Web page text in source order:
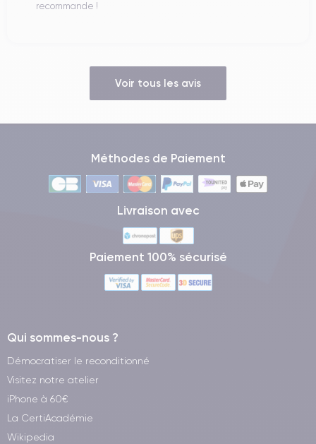
recommande !
Voir tous les avis
Méthodes de Paiement
Livraison avec
Paiement 100% sécurisé
Qui sommes-nous ?
Démocratiser le reconditionné
Visitez notre atelier
iPhone à 60€
La CertiAcadémie
Wikipedia